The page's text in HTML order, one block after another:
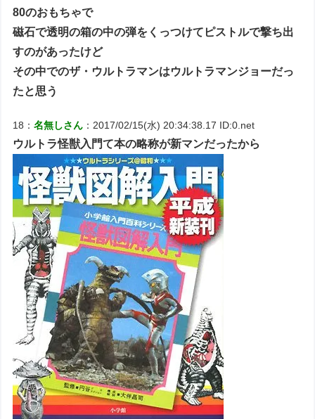
80のおもちゃで
磁石で透明の箱の中の弾をくっつけてピストルで撃ち出
すのがあったけど
その中でのザ・ウルトラマンはウルトラマンジョーだっ
たと思う
18：名無しさん ：2017/02/15(水) 20:34:38.17 ID:0.net
ウルトラ怪獣入門て本の略称が新マンだったから